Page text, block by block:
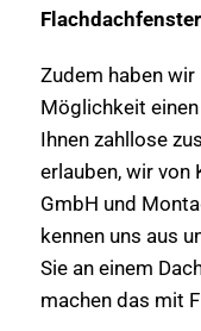
Zudem haben
Möglichkeit
Ihnen zahllose
erlauben, wir von
GmbH und
kennen uns aus
Sie an einem
machen das mit